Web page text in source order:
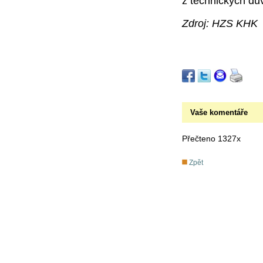
Zdroj: HZS KHK
Vaše komentáře
Přečteno 1327x
Zpět